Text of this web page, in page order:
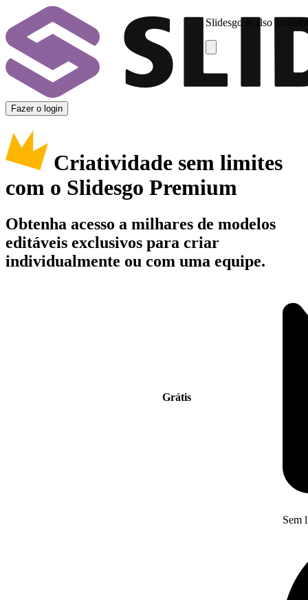
Slidesgo is also
Fazer o login
Criatividade sem limites
com o Slidesgo Premium
Obtenha acesso a milhares de modelos
editáveis exclusivos para criar
individualmente ou com uma equipe.
Grátis
Sem